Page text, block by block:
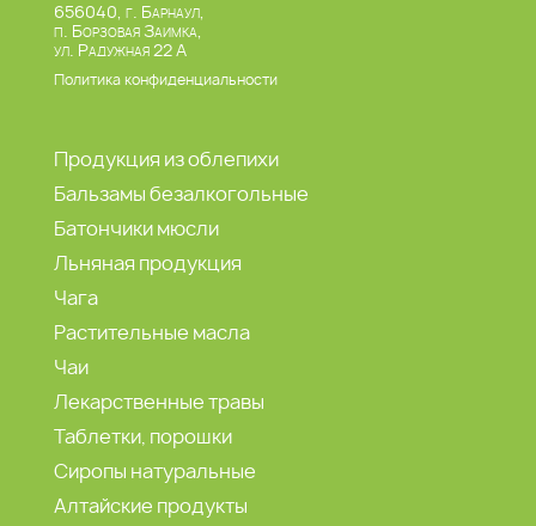
656040, г. Барнаул,
п. Борзовая Заимка,
ул. Радужная 22 А
Политика конфиденциальности
Продукция из облепихи
Бальзамы безалкогольные
Батончики мюсли
Льняная продукция
Чага
Растительные масла
Чаи
Лекарственные травы
Таблетки, порошки
Сиропы натуральные
Алтайские продукты